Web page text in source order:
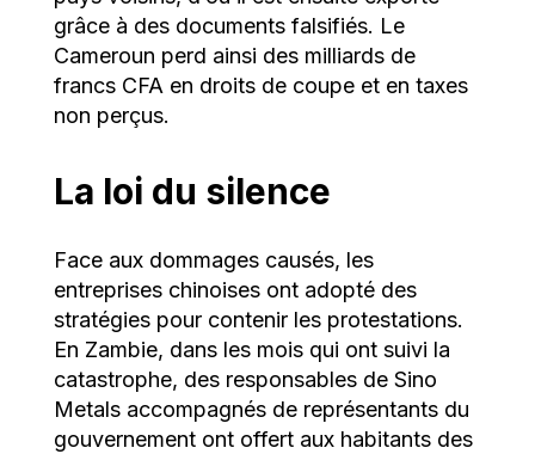
grâce à des documents falsifiés. Le
Cameroun perd ainsi des milliards de
francs CFA en droits de coupe et en taxes
non perçus.
La loi du silence
Face aux dommages causés, les
entreprises chinoises ont adopté des
stratégies pour contenir les protestations.
En Zambie, dans les mois qui ont suivi la
catastrophe, des responsables de Sino
Metals accompagnés de représentants du
gouvernement ont offert aux habitants des